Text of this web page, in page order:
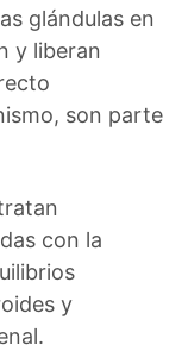
glándulas en
y liberan
son parte
con la
y